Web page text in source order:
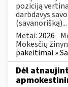
poziciją
darbdavys
(savanorišką)...
Metai: 2026
Mokesčių
pakeitimai »
Dėl